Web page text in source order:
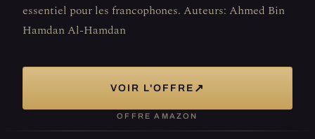
essentiel pour les francophones. Auteurs: Ahmed Bin
Hamdan Al-Hamdan
VOIR L'OFFRE ↗
OFFRE AMAZON